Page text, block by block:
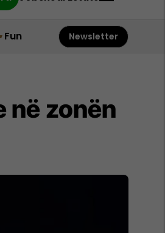
Fun Newsletter
në zonën